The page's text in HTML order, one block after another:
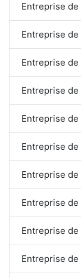
Entreprise
Entreprise
Entreprise
Entreprise
Entreprise
Entreprise
Entreprise
Entreprise
Entreprise
Entreprise